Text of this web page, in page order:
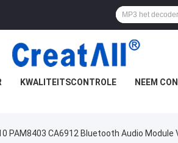
KWALITEITSCONTROLE NEEM
PAM8403 CA6912 Bluetooth Audio